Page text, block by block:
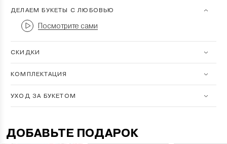
ДЕЛАЕМ БУКЕТЫ С ЛЮБОВЬЮ
Посмотрите сами
СКИДКИ
КОМПЛЕКТАЦИЯ
УХОД ЗА БУКЕТОМ
ДОБАВЬТЕ ПОДАРОК